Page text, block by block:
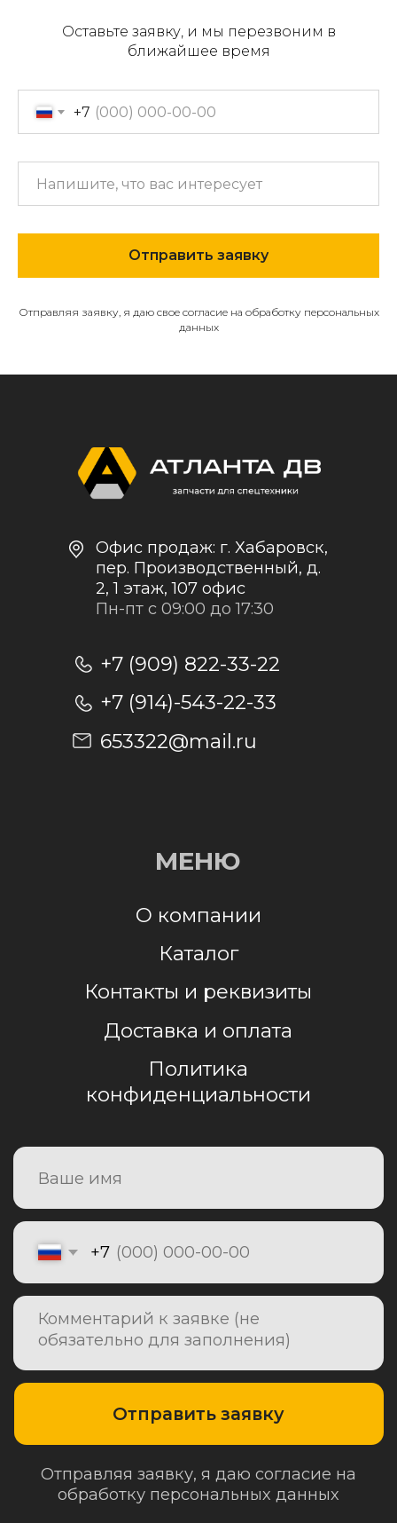
Оставьте заявку, и мы перезвоним в
ближайшее время
+7
Отправить заявку
Отправляя заявку, я даю свое согласие на обработку персональных
данных
МЕНЮ
Каталог
Доставка и оплата
+7 (909) 822-33-22
Офис продаж: г. Хабаровск,
пер. Производственный, д.
2, 1 этаж, 107 офис
Отправляя заявку, я даю согласие на
обработку персональных данных